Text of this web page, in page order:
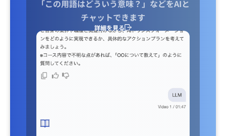
「この用語はどういう意味？」などをAIと
チャットできます
詳細を見る